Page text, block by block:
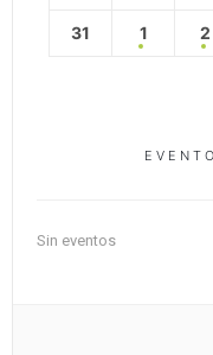
31 1 2
Sin eventos